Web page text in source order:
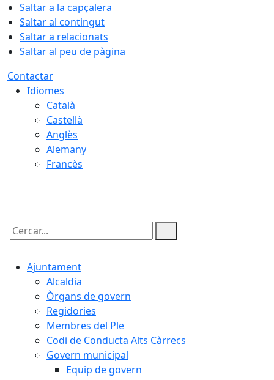
Saltar a la capçalera
Saltar al contingut
Saltar a relacionats
Saltar al peu de pàgina
Contactar
Idiomes
Català
Castellà
Anglès
Alemany
Francès
Cercar:
Ajuntament
Alcaldia
Òrgans de govern
Regidories
Membres del Ple
Codi de Conducta Alts Càrrecs
Govern municipal
Equip de govern